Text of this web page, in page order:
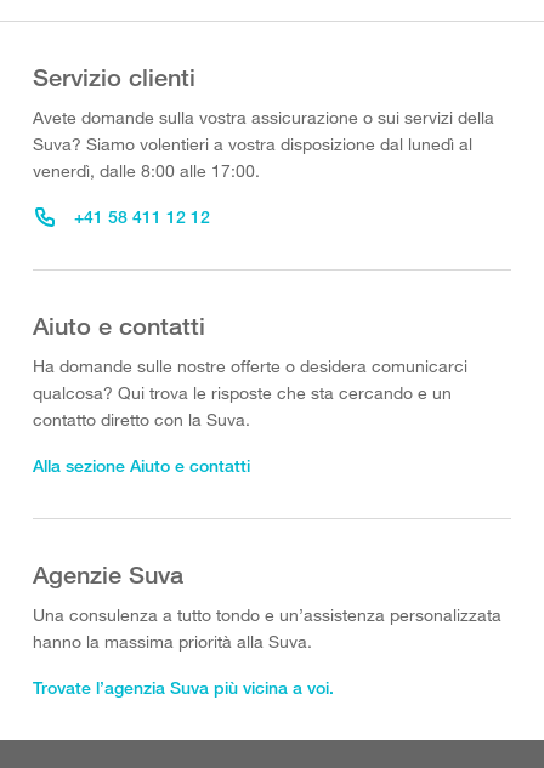
Servizio clienti
Avete domande sulla vostra assicurazione o sui servizi della
Suva? Siamo volentieri a vostra disposizione dal lunedì al
venerdì, dalle 8:00 alle 17:00.
+41 58 411 12 12
Aiuto e contatti
Ha domande sulle nostre offerte o desidera comunicarci
qualcosa? Qui trova le risposte che sta cercando e un
contatto diretto con la Suva.
Alla sezione Aiuto e contatti
Agenzie Suva
Una consulenza a tutto tondo e un’assistenza personalizzata
hanno la massima priorità alla Suva.
Trovate l’agenzia Suva più vicina a voi.